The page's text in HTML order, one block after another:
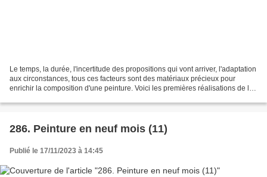
Le temps, la durée, l'incertitude des propositions qui vont arriver, l'adaptation
aux circonstances, tous ces facteurs sont des matériaux précieux pour
enrichir la composition d'une peinture. Voici les premières réalisations de la
286. Peinture en neuf mois (11)
Publié le 17/11/2023 à 14:45